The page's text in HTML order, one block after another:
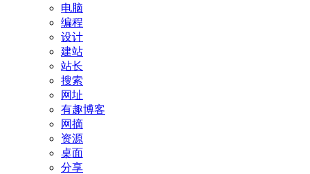
电脑
编程
设计
建站
站长
搜索
网址
有趣博客
网摘
资源
桌面
分享